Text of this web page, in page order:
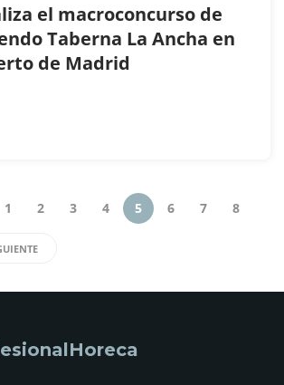
el macroconcurso de
Taberna La Ancha en
de Madrid
1 2 3 4 5 6 7 8